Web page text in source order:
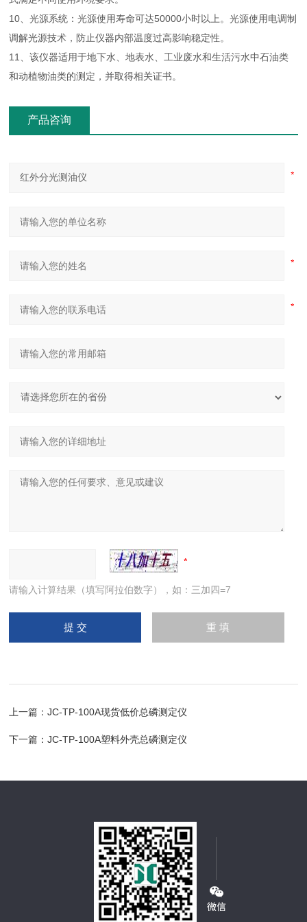
10、光源系统：光源使用寿命可达50000小时以上。光源使用电调制
调解光源技术，防止仪器内部温度过高影响稳定性。
11、该仪器适用于地下水、地表水、工业废水和生活污水中石油类
和动植物油类的测定，并取得相关证书。
产品咨询
请输入计算结果（填写阿拉伯数字），如：三加四=7
上一篇：JC-TP-100A现货低价总磷测定仪
下一篇：JC-TP-100A塑料外壳总磷测定仪